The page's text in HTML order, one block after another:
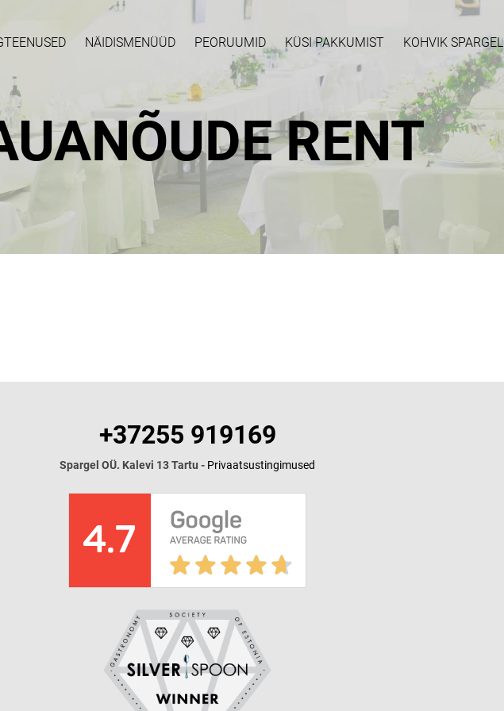
NÄIDISMENÜÜD PEORUUMID KÜSI PAKKUMIST KOHVIK SPARGEL
RENT
+37255 919169
Spargel OÜ. Kalevi 13 Tartu - Privaatsustingimused